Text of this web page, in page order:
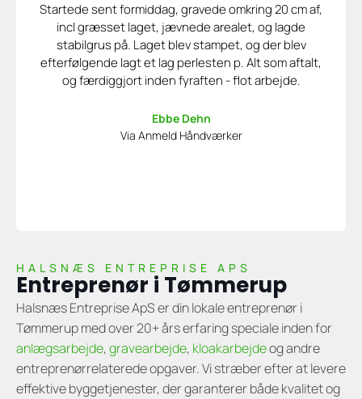
Startede sent formiddag, gravede omkring 20 cm af,
incl græsset laget, jævnede arealet, og lagde
stabilgrus på. Laget blev stampet, og der blev
efterfølgende lagt et lag perlesten p. Alt som aftalt,
og færdiggjort inden fyraften - flot arbejde.
Ebbe Dehn
Via Anmeld Håndværker
HALSNÆS ENTREPRISE APS
Entreprenør i Tømmerup
Halsnæs Entreprise ApS er din lokale entreprenør i
Tømmerup med over 20+ års erfaring speciale inden for
anlægsarbejde, gravearbejde, kloakarbejdeog andre
entreprenørrelaterede opgaver. Vi stræber efter at levere
effektive byggetjenester, der garanterer både kvalitet og